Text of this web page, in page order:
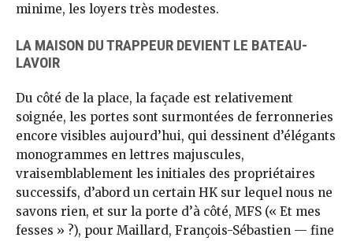
minime, les loyers très modestes.
LA MAISON DU TRAPPEUR DEVIENT LE BATEAU-
LAVOIR
Du côté de la place, la façade est relativement
soignée, les portes sont surmontées de ferronneries
encore visibles aujourd’hui, qui dessinent d’élégants
monogrammes en lettres majuscules,
vraisemblablement les initiales des propriétaires
successifs, d’abord un certain HK sur lequel nous ne
savons rien, et sur la porte d’à côté, MFS (« Et mes
fesses » ?), pour Maillard, François-Sébastien — fine